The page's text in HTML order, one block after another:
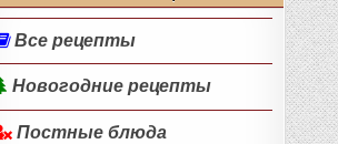
Все рецепты
Новогодние рецепты
Постные блюда